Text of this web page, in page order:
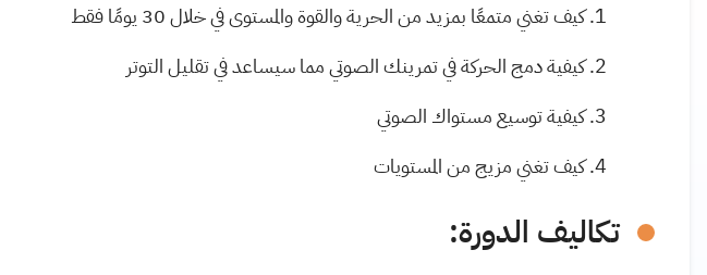
كيف تغني متمعًا بمزيد من الحرية والقوة والمستوى في خلال 30 يومًا فقط
كيفية دمج الحركة في تمرينك الصوتي مما سيساعد في تقليل التوتر
كيفية توسيع مستواك الصوتي
كيف تغني مزيج من المستويات
تكاليف الدورة: